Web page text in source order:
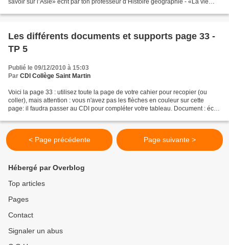
savoir sur l’Asie» écrit par ton professeur d’Histoire géographie - «La vie
Les différents documents et supports page 33 -
TP 5
Publié le 09/12/2010 à 15:03
Par CDI Collège Saint Martin
Voici la page 33 : utilisez toute la page de votre cahier pour recopier (ou
coller), mais attention : vous n'avez pas les flèches en couleur sur cette
page: il faudra passer au CDI pour compléter votre tableau. Document : écrit
< Page précédente Page suivante >
Hébergé par Overblog
Top articles
Pages
Contact
Signaler un abus